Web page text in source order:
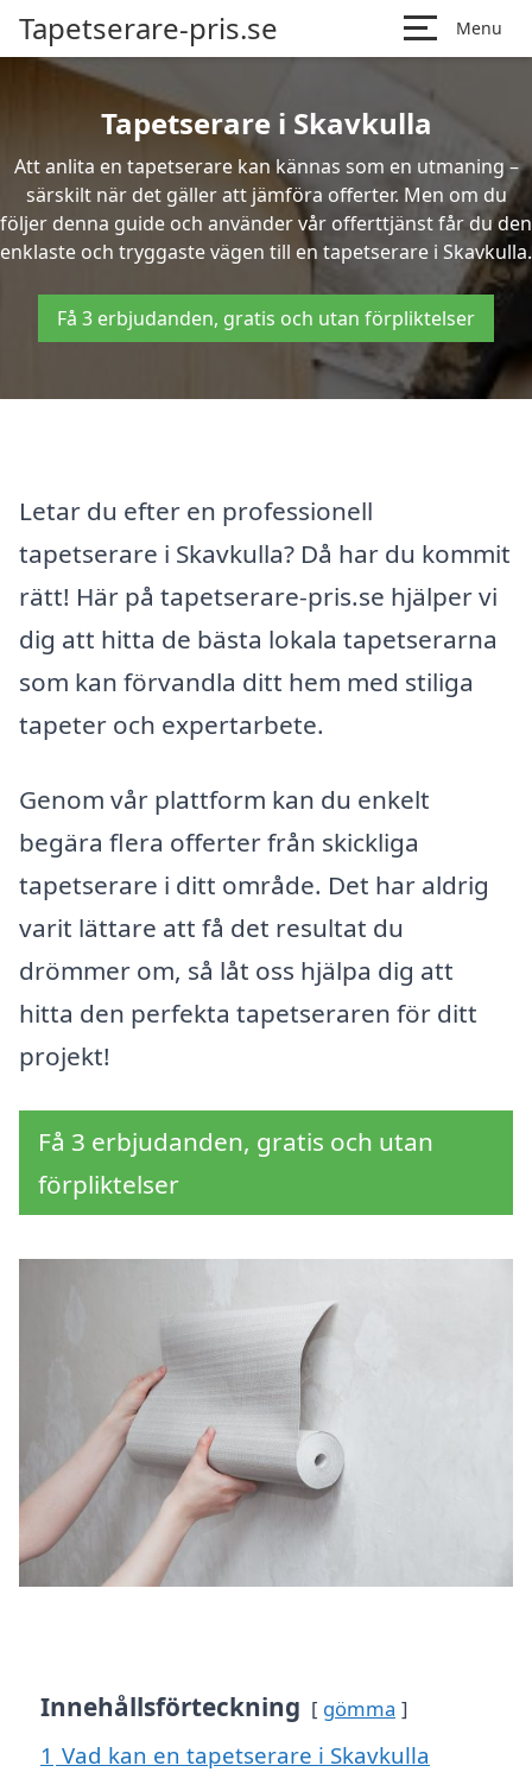
Tapetserare-pris.se Menu
Tapetserare i Skavkulla
Att anlita en tapetserare kan kännas som en utmaning –
särskilt när det gäller att jämföra offerter. Men om du
följer denna guide och använder vår offerttjänst får du den
enklaste och tryggaste vägen till en tapetserare i Skavkulla.
Få 3 erbjudanden, gratis och utan förpliktelser
Letar du efter en professionell
tapetserare i Skavkulla? Då har du kommit
rätt! Här på tapetserare-pris.se hjälper vi
dig att hitta de bästa lokala tapetserarna
som kan förvandla ditt hem med stiliga
tapeter och expertarbete.
Genom vår plattform kan du enkelt
begära flera offerter från skickliga
tapetserare i ditt område. Det har aldrig
varit lättare att få det resultat du
drömmer om, så låt oss hjälpa dig att
hitta den perfekta tapetseraren för ditt
projekt!
Få 3 erbjudanden, gratis och utan
förpliktelser
Innehållsförteckning gömma
1 Vad kan en tapetserare i Skavkulla